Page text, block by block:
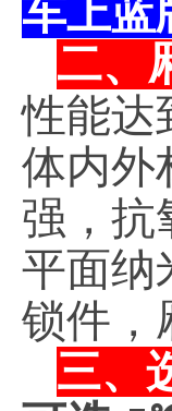
车上蓝
二、
性能达
体内外
强，抗
平面纳
锁件，
三、